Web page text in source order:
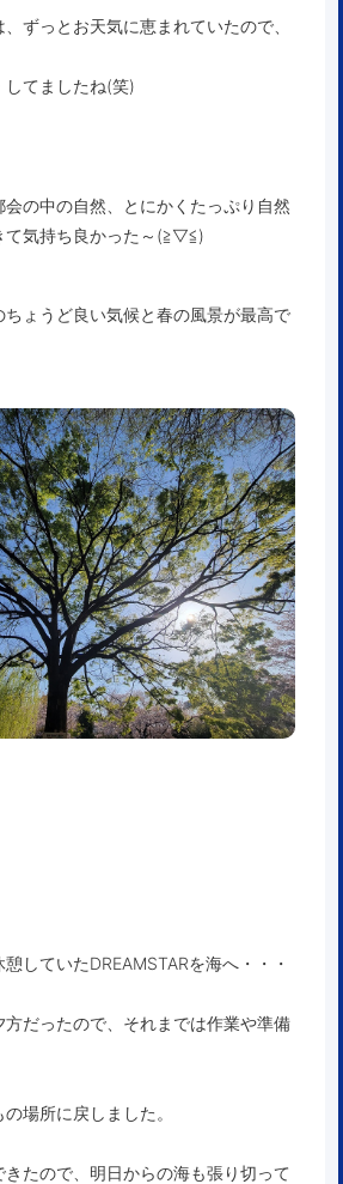
ずっとお天気に恵まれていたので、
してましたね(笑)
の中の自然、とにかくたっぷり自然
て気持ち良かった～(≧▽≦)
ょうど良い気候と春の風景が最高で
していたDREAMSTARを海へ・・・
だったので、それまでは作業や準備
場所に戻しました。
たので、明日からの海も張り切って